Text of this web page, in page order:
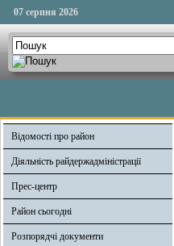
07 серпня 2026
Відомості про район
Діяльність райдержадміністрації
Прес-центр
Район сьогодні
Розпорядчі документи